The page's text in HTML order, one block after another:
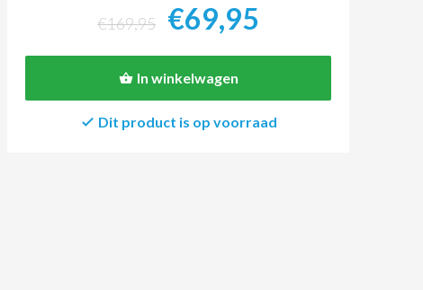
€169,95 €69,95
In winkelwagen
Dit product is op voorraad